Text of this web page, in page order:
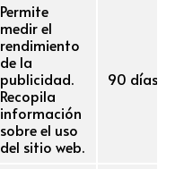
Permite
medir el
rendimiento
de la
publicidad.
Recopila
información
sobre el uso
del sitio web.
90 días